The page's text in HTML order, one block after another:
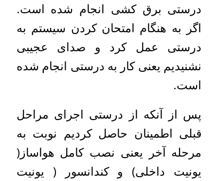
درستی برق کشی انجام شده است.
اگر به هنگام امتحان کردن سیستم به
درستی عمل کرد و صدای عجیبی
نشنیدیم یعنی کار به درستی انجام شده
است.
پس از آنکه از درستی اجرای مراحل
قبلی اطمینان حاصل کردیم نوبت به
مرحله آخر یعنی نصب کامل هواساز(
یونیت داخلی) و کندانسور ( یونیت